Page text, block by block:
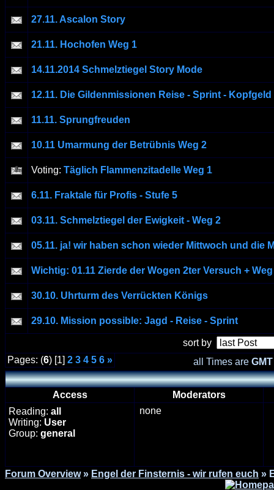
27.11. Ascalon Story
21.11. Hochofen Weg 1
14.11.2014 Schmelztiegel Story Mode
12.11. Die Gildenmissionen Reise - Sprint - Kopfgeld
11.11. Sprungfreuden
10.11 Umarmung der Betrübnis Weg 2
Voting: Täglich Flammenzitadelle Weg 1
6.11. Fraktale für Profis - Stufe 5
03.11. Schmelztiegel der Ewigkeit - Weg 2
05.11. ja! wir haben schon wieder Mittwoch und die
Wichtig: 01.11 Zierde der Wogen 2ter Versuch +
30.10. Uhrturm des Verrückten Königs
29.10. Mission possible: Jagd - Reise - Sprint
sort by
Pages: (6) [1] 2 3 4 5 6 » all Times are
Access
Moderators
Reading: all
Writing: User
Group: general
none
Forum Overview » Engel der Finsternis - wir rufen euch »